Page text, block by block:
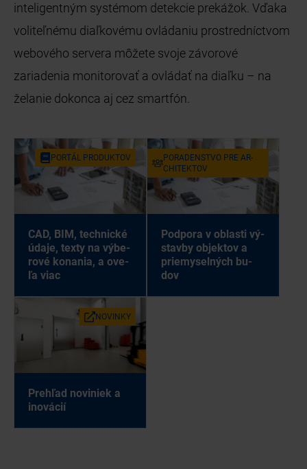
inteligentným systémom detekcie prekážok. Vďaka
voliteľnému diaľkovému ovládaniu prostredníctvom
webového servera môžete svoje závorové
zariadenia monitorovať a ovládať na diaľku – na
želanie dokonca aj cez smartfón.
POR­TÁL PRO­DUK­TOV
CAD, BIM, tech­nic­ké
úda­je, tex­ty na vý­be­
ro­vé ko­na­nia, a ove­
ľa viac
PO­RA­DEN­STVO PRE AR­
CHI­TEK­TOV
Pod­po­ra v ob­las­ti vý­
stav­by ob­jek­tov a
prie­my­sel­ných bu­
dov
NO­VIN­KY
Pre­hľad no­vi­niek a
ino­vá­cií